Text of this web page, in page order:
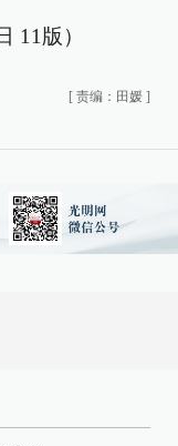
11版）
[ 责编：田媛 ]